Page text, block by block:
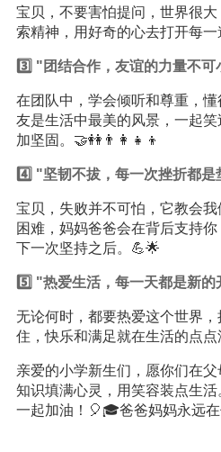
宝贝，不要害怕提问，世界很
索精神，用好奇的心去打开每
3️⃣ "团结合作，友谊的力量不可
在团队中，学会倾听和尊重，
友是生活中最美的风景，一起
加坚固。🤝👭👨‍👩‍👧‍👦
4️⃣ "坚韧不拔，每一次挫折都是
宝贝，失败并不可怕，它教会
困难，妈妈爸爸会在背后支持
下一次坚持之后。💪🌟
5️⃣ "热爱生活，每一天都是新的
无论何时，都要热爱这个世界
住，快乐和满足就在生活的点点
亲爱的小学新生们，愿你们在
知识填满心灵，用笑容装点生
一起加油！🎈🎓爸爸妈妈永远